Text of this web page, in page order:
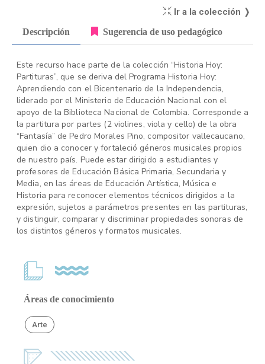
Ir a la colección ❭
Descripción Sugerencia de uso pedagógico
Este recurso hace parte de la colección “Historia Hoy:
Partituras”, que se deriva del Programa Historia Hoy:
Aprendiendo con el Bicentenario de la Independencia,
liderado por el Ministerio de Educación Nacional con el
apoyo de la Biblioteca Nacional de Colombia. Corresponde a
la partitura por partes (2 violines, viola y cello) de la obra
“Fantasía” de Pedro Morales Pino, compositor vallecaucano,
quien dio a conocer y fortaleció géneros musicales propios
de nuestro país. Puede estar dirigido a estudiantes y
profesores de Educación Básica Primaria, Secundaria y
Media, en las áreas de Educación Artística, Música e
Historia para reconocer elementos técnicos dirigidos a la
expresión, sujetos a parámetros presentes en las partituras,
y distinguir, comparar y discriminar propiedades sonoras de
los distintos géneros y formatos musicales.
Áreas de conocimiento
Arte